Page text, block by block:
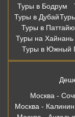
Туры в Бодрум
Туры в Дубай
Туры в Паттайю
Туры на Хайнань
Туры в Южный
Москва -
Москва -